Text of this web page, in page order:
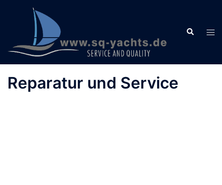
Suche
Reparatur und Service